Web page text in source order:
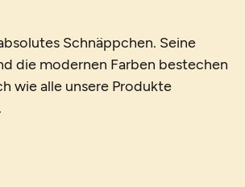
Schnäppchen. Seine
die modernen Farben bestechen
wie alle unsere Produkte